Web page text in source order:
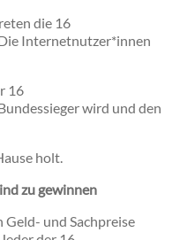
die 16
Internetnutzer*innen
16
wird und den
holt.
zu gewinnen
und Sachpreise